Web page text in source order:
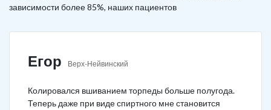
зависимости более 85%, наших пациентов
Егор Верх-Нейвинский
Колировался вшиванием торпеды больше полугода.
Теперь даже при виде спиртного мне становится